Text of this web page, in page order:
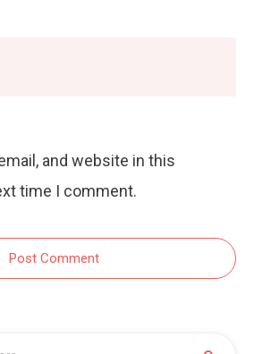
and website in this
time I comment.
Post Comment